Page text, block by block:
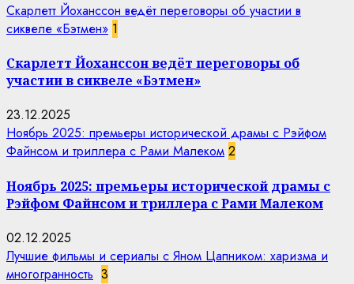
Скарлетт Йоханссон ведёт переговоры об участии в
сиквеле «Бэтмен» 1
Скарлетт Йоханссон ведёт переговоры об
участии в сиквеле «Бэтмен»
23.12.2025
Ноябрь 2025: премьеры исторической драмы с Рэйфом
Файнсом и триллера с Рами Малеком 2
Ноябрь 2025: премьеры исторической драмы с
Рэйфом Файнсом и триллера с Рами Малеком
02.12.2025
Лучшие фильмы и сериалы с Яном Цапником: харизма и
многогранность 3